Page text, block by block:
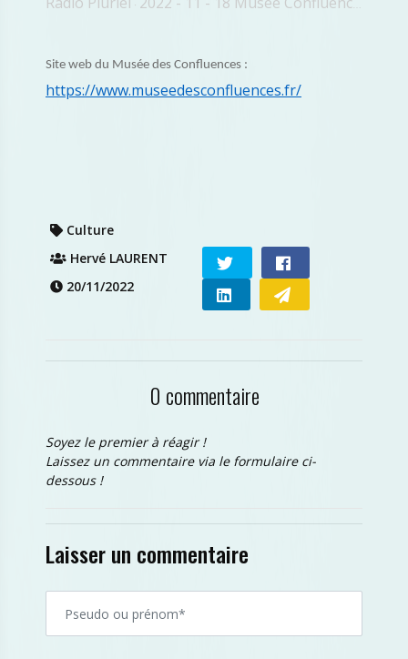
·
Site web du Musée des Confluences :
https://www.museedesconfluences.fr/
Culture
Hervé LAURENT
20/11/2022
0 commentaire
Soyez le premier à réagir !
Laissez un commentaire via le formulaire ci-
dessous !
Laisser un commentaire